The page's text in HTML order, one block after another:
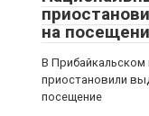
на
В Прибайкальском
приостановили
посещение